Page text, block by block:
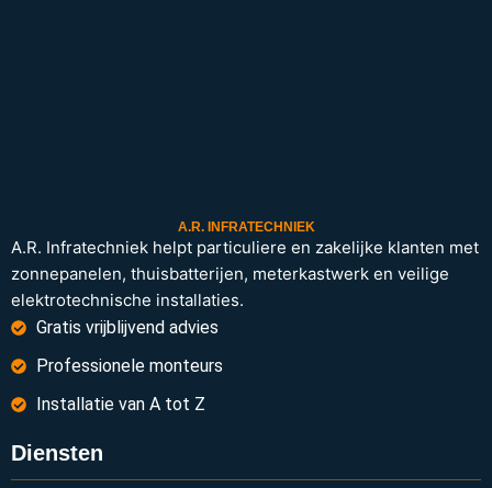
A.R. INFRATECHNIEK
A.R. Infratechniek helpt particuliere en zakelijke klanten met
zonnepanelen, thuisbatterijen, meterkastwerk en veilige
elektrotechnische installaties.
Gratis vrijblijvend advies
Professionele monteurs
Installatie van A tot Z
Diensten